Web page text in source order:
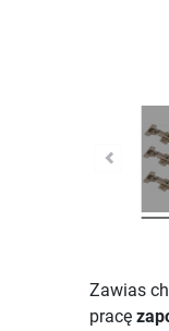
Zawias
pracę